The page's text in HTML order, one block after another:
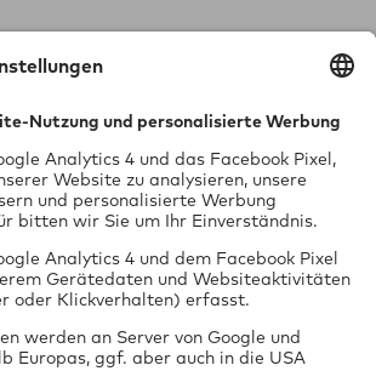
Sicher­heit.
Tech­ni­sche Über­wa­chung mbH
199